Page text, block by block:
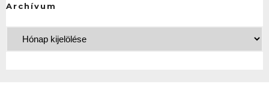
Archívum